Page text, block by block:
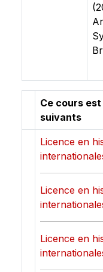
Ce cours
suivants
Licence en
Licence en
Licence en